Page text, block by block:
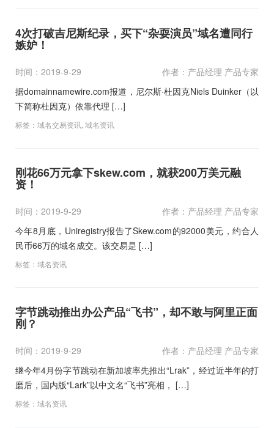
4次打破吉尼斯纪录，买下“杂耍演员”域名遭同行
嫉妒！
时间：2019-9-29
作者：产品经理 产品专家
据domainnamewire.com报道，尼尔斯·杜因克Niels Duinker（以
下简称杜因克）依靠代理 […]
标签： 域名交易资讯 域名资讯
刚花66万元拿下skew.com，就获200万美元融
资！
时间：2019-9-29
作者：产品经理 产品专家
今年8月底，Uniregistry报告了Skew.com的92000美元，约合人
民币66万的域名成交。该交易是 […]
标签： 域名资讯
字节跳动推出办公产品“飞书”，却不敢与阿里正面
刚？
时间：2019-9-29
作者：产品经理 产品专家
继今年4月份字节跳动在新加坡率先推出“Lrak”，经过近半年的打
磨后，国内版“Lark”以中文名“飞书”亮相， […]
标签： 域名资讯